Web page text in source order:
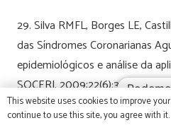
29. Silva RMFL, Borges LE,
das Síndromes Coronarianas
epidemiológicos e análise da
SOCERJ. 2009;22(6):356-364.
This website uses cookies to improve
continue to use this site, you agree with it.